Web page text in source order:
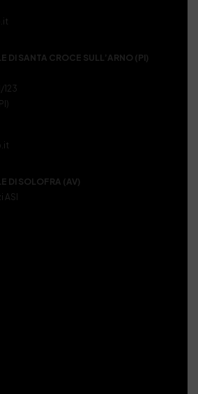
DI SANTA CROCE SULL’ARNO (PI)
123
DI SOLOFRA (AV)